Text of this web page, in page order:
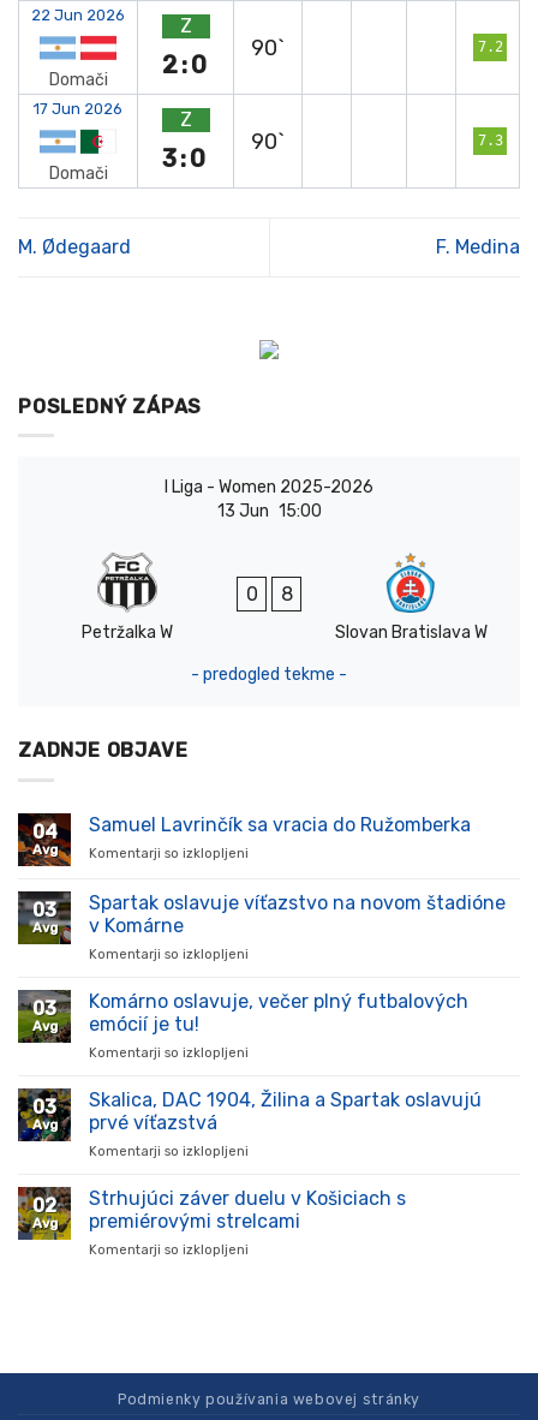
22 Jun 2026
Domači
Z
2:0
90` 7.2
17 Jun 2026
Domači
Z
3:0
90` 7.3
M. Ødegaard F. Medina
POSLEDNÝ ZÁPAS
I Liga - Women 2025-2026
13 Jun 15:00
Petržalka W
0 8
Slovan Bratislava W
- predogled tekme -
ZADNJE OBJAVE
04
Avg
Samuel Lavrinčík sa vracia do Ružomberka
Komentarji so izklopljeni
Lavrinčík
sa
03
Avg
Spartak oslavuje víťazstvo na novom štadióne
v Komárne
Komentarji so izklopljeni
oslavuje
v
03
Avg
Komárno oslavuje, večer plný futbalových
emócií je tu!
Komentarji so izklopljeni
oslavuje,
je
tu!
03
Avg
Skalica, DAC 1904, Žilina a Spartak oslavujú
prvé víťazstvá
Komentarji so izklopljeni
DAC
1904,
Žilina
02
Avg
Strhujúci záver duelu v Košiciach s
premiérovými strelcami
Komentarji so izklopljeni
s
premiérovými
Podmienky používania webovej stránky